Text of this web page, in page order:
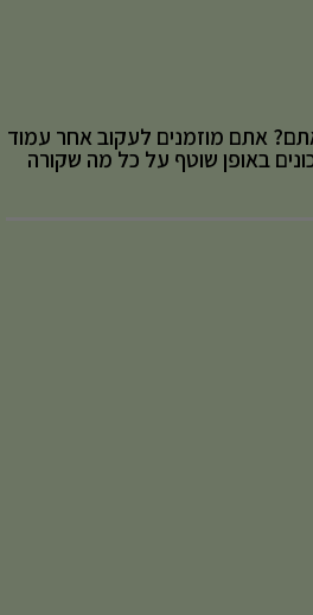
אתם מוזמנים לעקוב אחר עמוד
באופן שוטף על כל מה שקורה